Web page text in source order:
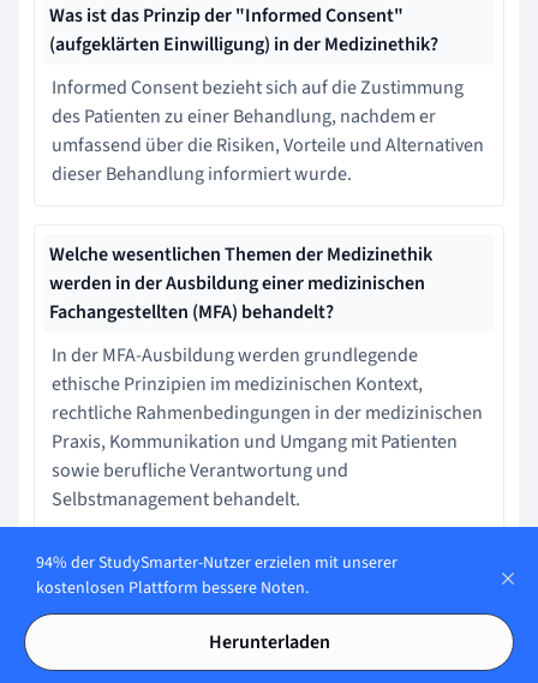
Was ist das Prinzip der "Informed Consent"
(aufgeklärten Einwilligung) in der Medizinethik?
Informed Consent bezieht sich auf die Zustimmung
des Patienten zu einer Behandlung, nachdem er
umfassend über die Risiken, Vorteile und Alternativen
dieser Behandlung informiert wurde.
Welche wesentlichen Themen der Medizinethik
werden in der Ausbildung einer medizinischen
Fachangestellten (MFA) behandelt?
In der MFA-Ausbildung werden grundlegende
ethische Prinzipien im medizinischen Kontext,
rechtliche Rahmenbedingungen in der medizinischen
Praxis, Kommunikation und Umgang mit Patienten
sowie berufliche Verantwortung und
Selbstmanagement behandelt.
Was sind ethische Herausforderungen durch den
Einsatz von Künstlicher Intelligenz in der Medizin?
Ethische Herausforderungen beinhalten Datenschutz
94% der StudySmarter-Nutzer erzielen mit unserer
kostenlosen Plattform bessere Noten.
Herunterladen